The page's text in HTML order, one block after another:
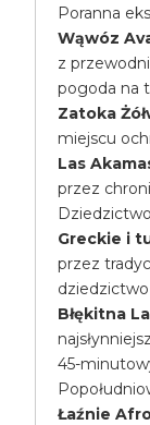
Poranna
Wąwóz
z
pogoda na
Zatoka
miejscu
Las
przez
Greckie i
przez
Błękitna
45-
Łaźnie